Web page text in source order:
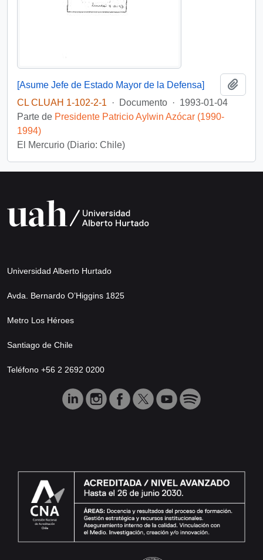
[Asume Jefe de Estado Mayor de la Defensa]
CL CLUAH 1-102-2-1
· Documento · 1993-01-04
Parte de Presidente Patricio Aylwin Azócar (1990-
1994)
El Mercurio (Diario: Chile)
Universidad Alberto Hurtado
Avda. Bernardo O’Higgins 1825
Metro Los Héroes
Santiago de Chile
Teléfono +56 2 2692 0200